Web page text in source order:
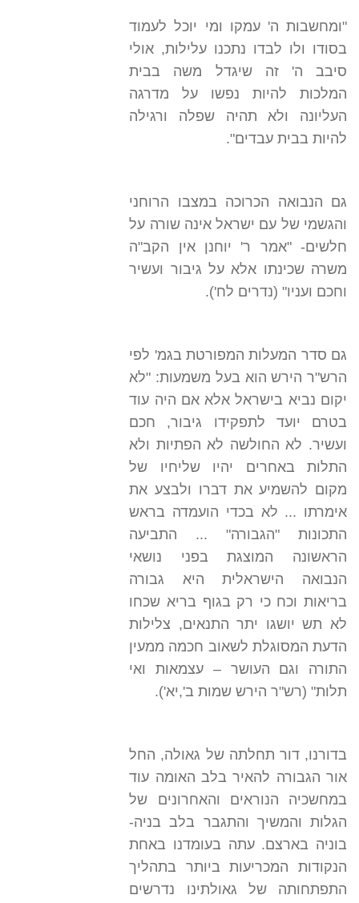
"ומחשבות ה' עמקו ומי יוכל לעמוד
בסודו ולו לבדו נתכנו עלילות, אולי
סיבב ה' זה שיגדל משה בבית
המלכות להיות נפשו על מדרגה
העליונה ולא תהיה שפלה ורגילה
להיות בבית עבדים".
גם הנבואה הכרוכה במצבו הרוחני
והגשמי של עם ישראל אינה שורה על
חלשים- "אמר ר' יוחנן אין הקב"ה
משרה שכינתו אלא על גיבור ועשיר
וחכם ועניו" (נדרים לח').
גם סדר המעלות המפורטת בגמ' לפי
הרש"ר הירש הוא בעל משמעות: "לא
יקום נביא בישראל אלא אם היה עוד
בטרם יועד לתפקידו גיבור, חכם
ועשיר. לא החולשה לא הפתיות ולא
התלות באחרים יהיו שליחיו של
מקום להשמיע את דברו ולבצע את
אימרתו ... לא בכדי הועמדה בראש
התכונות "הגבורה" ... התביעה
הראשונה המוצגת בפני נושאי
הנבואה הישראלית היא גבורה
בריאות וכח כי רק בגוף בריא שכחו
לא תש יושגו יתר התנאים, צלילות
הדעת המסוגלת לשאוב חכמה ממעין
התורה וגם העושר – עצמאות ואי
תלות" (רש"ר הירש שמות ב',יא').
בדורנו, דור תחלתה של גאולה, החל
אור הגבורה להאיר בלב האומה עוד
במחשכיה הנוראים והאחרונים של
הגלות והמשיך והתגבר בלב בניה-
בוניה בארצם. עתה בעומדנו באחת
הנקודות המכריעות ביותר בתהליך
התפתחותה של גאולתינו נדרשים